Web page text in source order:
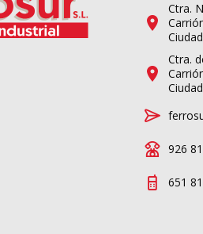
Ctra.
Ctra.
926
651